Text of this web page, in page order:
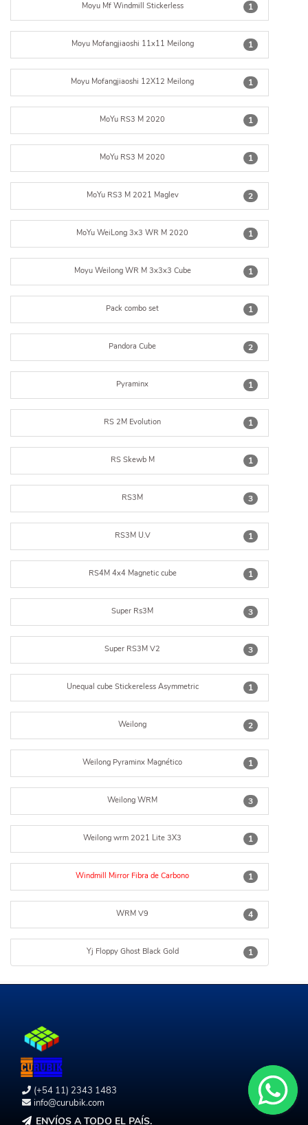
1
Moyu Mf Windmill Stickerless
1
Moyu Mofangjiaoshi 11x11 Meilong
1
Moyu Mofangjiaoshi 12X12 Meilong
1
MoYu RS3 M 2020
1
MoYu RS3 M 2020
2
MoYu RS3 M 2021 Maglev
1
MoYu WeiLong 3x3 WR M 2020
1
Moyu Weilong WR M 3x3x3 Cube
1
Pack combo set
2
Pandora Cube
1
Pyraminx
1
RS 2M Evolution
1
RS Skewb M
3
RS3M
1
RS3M U.V
1
RS4M 4x4 Magnetic cube
3
Super Rs3M
3
Super RS3M V2
1
Unequal cube Stickereless Asymmetric
2
Weilong
1
Weilong Pyraminx Magnético
3
Weilong WRM
1
Weilong wrm 2021 Lite 3X3
1
Windmill Mirror Fibra de Carbono
4
WRM V9
1
Yj Floppy Ghost Black Gold
(+54 11) 2343 1483
info@curubik.com
ENVÍOS A TODO EL PAÍS.